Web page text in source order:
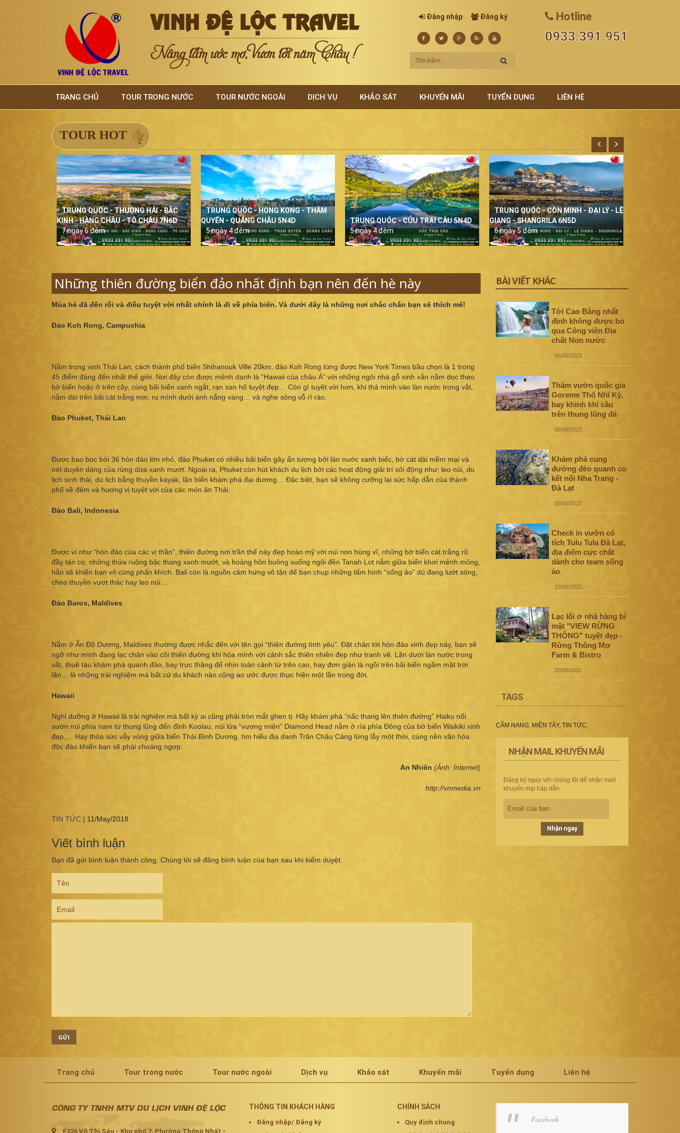
VINH ĐỆ LỘC TRAVEL
Nâng tầm ước mơ, Vươn tới năm Châu !
Đăng nhập Đăng ký Hotline
0933.391.951
TRANG CHỦ TOUR TRONG NƯỚC TOUR NƯỚC NGOÀI DỊCH VỤ KHẢO SÁT KHUYẾN MÃI TUYỂN DỤNG LIÊN HỆ
TOUR HOT
TRUNG QUỐC - THƯỢNG HẢI - BẮC
KINH - HÀNG CHÂU - TÔ CHÂU 7N6D
7 ngày 6 đêm
TRUNG QUỐC - HONG KONG - THÂM
QUYẾN - QUẢNG CHÂU 5N4D
5 ngày 4 đêm
TRUNG QUỐC - CỬU TRẠI CÂU 5N4D
5 ngày 4 đêm
TRUNG QUỐC - CÔN MINH - ĐẠI LÝ - LỆ
GIANG - SHANGRILA 6N5D
6 ngày 5 đêm
Những thiên đường biển đảo nhất định bạn nên đến hè này
Mùa hè đã đến rồi và điều tuyệt vời nhất chính là đi về phía biển. Và dưới đây là những nơi chắc chắn bạn sẽ thích mê!
Đảo Koh Rong, Campuchia
Nằm trong vịnh Thái Lan, cách thành phố biển Shihanouk Ville 20km, đảo Koh Rong từng được New York Times bầu chọn là 1 trong
45 điểm đáng đến nhất thế giới. Nơi đây còn được mệnh danh là “Hawaii của châu Á” với những ngôi nhà gỗ xinh xắn nằm dọc theo
bờ biển hoặc ở trên cây, cùng bãi biển xanh ngắt, rạn san hô tuyệt đẹp… Còn gì tuyệt vời hơn, khi thả mình vào làn nước trong vắt,
nằm dài trên bãi cát trắng mịn, ru mình dưới ánh nắng vàng… và nghe sóng vỗ rì rào.
Đảo Phuket, Thái Lan
Được bao bọc bởi 36 hòn đảo lớn nhỏ, đảo Phuket có nhiều bãi biển gây ấn tượng bởi làn nước xanh biếc, bờ cát dài mềm mại và
nét duyên dáng của rừng dừa xanh mướt. Ngoài ra, Phuket còn hút khách du lịch bởi các hoạt động giải trí sôi động như: leo núi, du
lịch sinh thái, du lịch bằng thuyền kayak, lặn biển khám phá đại dương… Đặc biệt, bạn sẽ không cưỡng lại sức hấp dẫn của thành
phố về đêm và hương vị tuyệt vời của các món ăn Thái.
Đảo Bali, Indonesia
Được ví như “hòn đảo của các vị thần”, thiên đường nơi trần thế này đẹp hoàn mỹ với núi non hùng vĩ, những bờ biển cát trắng rũ
đầy tán cọ, những thửa ruộng bậc thang xanh mướt, và hoàng hôn buông xuống ngôi đền Tanah Lot nằm giữa biển khơi mênh mông,
hẳn sẽ khiến bạn vô cùng phấn khích. Bali còn là nguồn cảm hứng vô tận để bạn chụp những tấm hình “sống ảo” dù đang lướt sóng,
chèo thuyền vượt thác hay leo núi…
Đảo Baros, Ma​ldives
Nằm ở Ấn Độ Dương, Maldives thường được nhắc đến với tên gọi “thiên đường tình yêu”. Đặt chân tới hòn đảo xinh đẹp này, bạn sẽ
ngỡ như mình đang lạc chân vào cõi thiên đường khi hòa mình với cảnh sắc thiên nhiên đẹp như tranh vẽ. Lặn dưới làn nước trong
vắt, thuê tàu khám phá quanh đảo, bay trực thăng để nhìn toàn cảnh từ trên cao, hay đơn giản là ngồi trên bãi biển ngắm mặt trời
lặn… là những trải nghiệm mà bất cứ du khách nào cũng ao ước được thực hiện một lần trong đời.
Hawaii
Nghỉ dưỡng ở Hawaii là trải nghiệm mà bất kỳ ai cũng phải tròn mắt ghen tị. Hãy khám phá “nấc thang lên thiên đường” Haiku nối
sườn núi phía nam từ thung lũng đến đỉnh Koolau, núi lửa “vương miện” Diamond Head nằm ở rìa phía Đông của bờ biển Waikiki xinh
đẹp,… Hay thỏa sức vẫy vùng giữa biển Thái Bình Dương, tìm hiểu địa danh Trân Châu Cảng lừng lẫy một thời, cùng nền văn hóa
độc đáo khiến bạn sẽ phải choáng ngợp.
An Nhiên (Ảnh: Internet)
http://vnmedia.vn
TIN TỨC | 11/May/2018
Viết bình luận
Bạn đã gửi bình luận thành công. Chúng tôi sẽ đăng bình luận của bạn sau khi kiểm duyệt.
GỬI
BÀI VIẾT KHÁC
Tới Cao Bằng nhất
định không được bỏ
qua Công viên Địa
chất Non nước
05/05/2023.
Thăm vườn quốc gia
Goreme Thổ Nhĩ Kỳ,
bay khinh khí cầu
trên thung lũng đá
05/05/2023.
Khám phá cung
đường đèo quanh co
kết nối Nha Trang -
Đà Lạt
05/05/2023.
Check in vườn cổ
tích Tulu Tula Đà Lạt,
địa điểm cực chất
dành cho team sống
ảo
20/05/2021
Lạc lối ở nhà hàng bí
mật "VIEW RỪNG
THÔNG" tuyệt đẹp -
Rừng Thông Mơ
Farm & Bistro
20/05/2021
TAGS
CẨM NANG, MIỀN TÂY, TIN TỨC
NHẬN MAIL KHUYẾN MÃI
Đăng ký ngay với chúng tôi để nhận mail
khuyến mại hâp dẫn
Nhận ngay
Trang chủ Tour trong nước Tour nước ngoài Dịch vụ Khảo sát Khuyến mãi Tuyển dụng Liên hệ
CÔNG TY TNHH MTV DU LỊCH VINH ĐỆ LỘC
F226 Võ Thị Sáu - Khu phố 7, Phường Thống Nhất -
THÔNG TIN KHÁCH HÀNG
Đăng nhập/ Đăng ký
CHÍNH SÁCH
Quy định chung
Facebook